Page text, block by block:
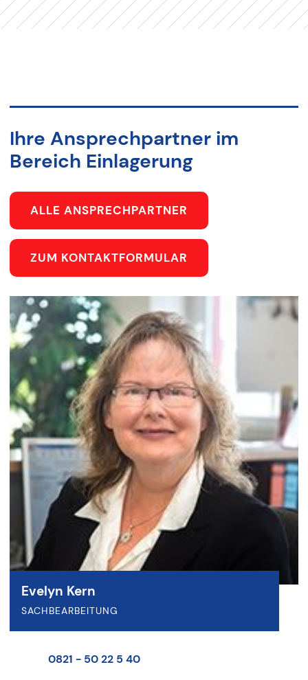
Ihre Ansprechpartner im
Bereich Einlagerung
ALLE ANSPRECHPARTNER
ZUM KONTAKTFORMULAR
Evelyn Kern
SACHBEARBEITUNG
0821 - 50 22 5 40